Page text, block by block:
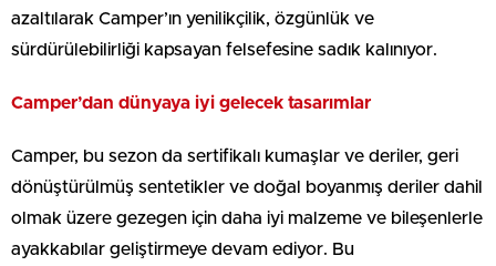
azaltılarak Camper’ın yenilikçilik, özgünlük ve
sürdürülebilirliği kapsayan felsefesine sadık kalınıyor.
Camper’dan dünyaya iyi gelecek tasarımlar
Camper, bu sezon da sertifikalı kumaşlar ve deriler, geri
dönüştürülmüş sentetikler ve doğal boyanmış deriler dahil
olmak üzere gezegen için daha iyi malzeme ve bileşenlerle
ayakkabılar geliştirmeye devam ediyor. Bu